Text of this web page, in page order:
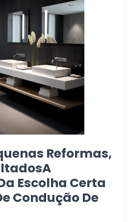
Reformas,
Escolha Certa
Condução De